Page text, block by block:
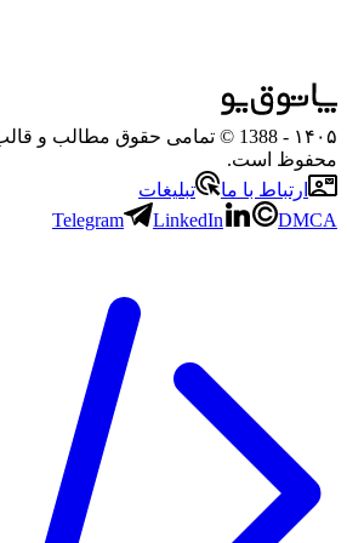
۱۴۰۵
- 1388 © تمامی حقوق مطالب و
محفوظ است.
ارتباط با ما
تبلیغات
Telegram
LinkedIn DMCA